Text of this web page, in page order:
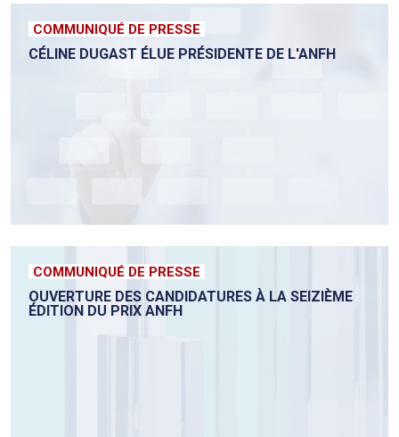
COMMUNIQUÉ DE PRESSE
CÉLINE DUGAST ÉLUE PRÉSIDENTE DE L'ANFH
COMMUNIQUÉ DE PRESSE
OUVERTURE DES CANDIDATURES À LA SEIZIÈME
ÉDITION DU PRIX ANFH